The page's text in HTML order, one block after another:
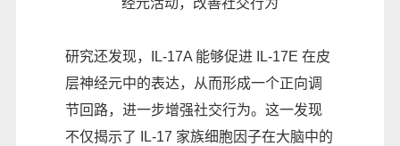
研究还发现，IL-17A 能够促进 IL-17E 在皮
层神经元中的表达，从而形成一个正向调
节回路，进一步增强社交行为。这一发现
不仅揭示了 IL-17 家族细胞因子在大脑中的